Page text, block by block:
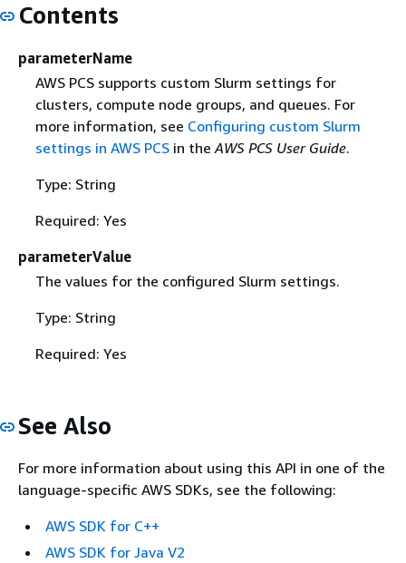
Contents
parameterName
AWS PCS supports custom Slurm settings for
clusters, compute node groups, and queues. For
more information, see Configuring custom Slurm
settings in AWS PCSin the AWS PCS User Guide.
Type: String
Required: Yes
parameterValue
The values for the configured Slurm settings.
Type: String
Required: Yes
See Also
For more information about using this API in one of the
language-specific AWS SDKs, see the following:
AWS SDK for C++
AWS SDK for Java V2